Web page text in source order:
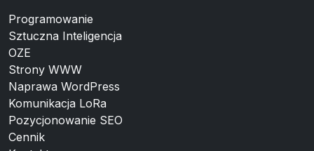
Programowanie
Sztuczna Inteligencja
OZE
Strony WWW
Naprawa WordPress
Komunikacja LoRa
Pozycjonowanie SEO
Cennik